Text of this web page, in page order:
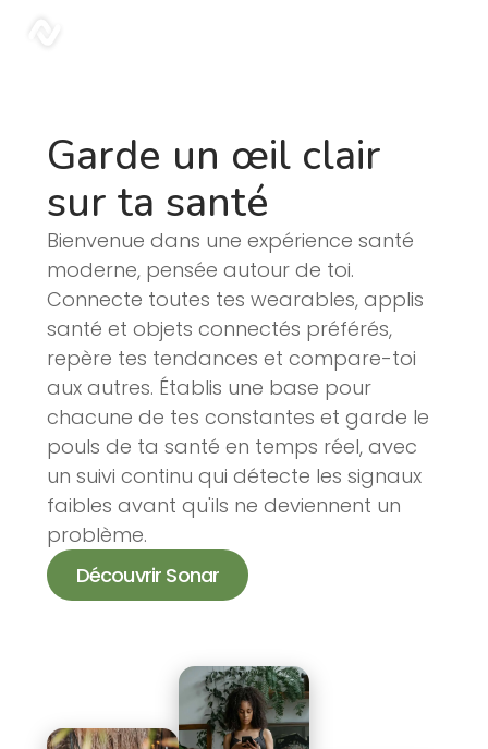
Garde un œil clair
sur ta santé
Bienvenue dans une expérience santé
moderne, pensée autour de toi.
Connecte toutes tes wearables, applis
santé et objets connectés préférés,
repère tes tendances et compare-toi
aux autres. Établis une base pour
chacune de tes constantes et garde le
pouls de ta santé en temps réel, avec
un suivi continu qui détecte les signaux
faibles avant qu'ils ne deviennent un
problème.
Découvrir Sonar